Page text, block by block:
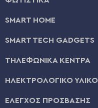
SMART HOME
SMART TECH GADGETS
ΤΗΛΕΦΩΝΙΚΑ ΚΕΝΤΡΑ
ΗΛΕΚΤΡΟΛΟΓΙΚΟ ΥΛΙΚΟ
ΕΛΕΓΧΟΣ ΠΡΟΣΒΑΣΗΣ